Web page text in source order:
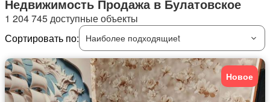
Недвижимость Продажа в Булатовское
1 204 745 доступные объекты
Сортировать по:
Наиболее подходящиеt
Новое